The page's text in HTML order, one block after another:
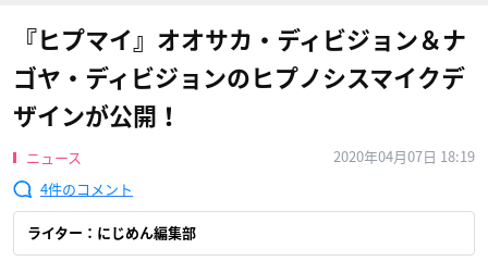
『ヒプマイ』オオサカ・ディビジョン＆ナ
ゴヤ・ディビジョンのヒプノシスマイクデ
ザインが公開！
ニュース
2020年04月07日 18:19
4
ライター：にじめん編集部